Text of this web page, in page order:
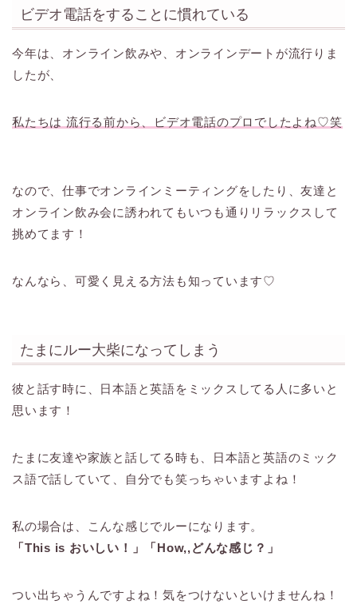
ビデオ電話をすることに慣れている
今年は、オンライン飲みや、オンラインデートが流行りま
したが、
私たちは 流行る前から、ビデオ電話のプロでしたよね♡笑
なので、仕事でオンラインミーティングをしたり、友達と
オンライン飲み会に誘われてもいつも通りリラックスして
挑めてます！
なんなら、可愛く見える方法も知っています♡
たまにルー大柴になってしまう
彼と話す時に、日本語と英語をミックスしてる人に多いと
思います！
たまに友達や家族と話してる時も、日本語と英語のミック
ス語で話していて、自分でも笑っちゃいますよね！
私の場合は、こんな感じでルーになります。
「This is おいしい！」「How,,どんな感じ？」
つい出ちゃうんですよね！気をつけないといけませんね！